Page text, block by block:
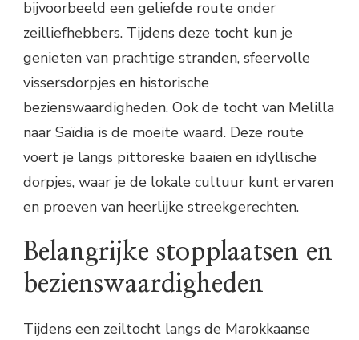
bijvoorbeeld een geliefde route onder
zeilliefhebbers. Tijdens deze tocht kun je
genieten van prachtige stranden, sfeervolle
vissersdorpjes en historische
bezienswaardigheden. Ook de tocht van Melilla
naar Saïdia is de moeite waard. Deze route
voert je langs pittoreske baaien en idyllische
dorpjes, waar je de lokale cultuur kunt ervaren
en proeven van heerlijke streekgerechten.
Belangrijke stopplaatsen en
bezienswaardigheden
Tijdens een zeiltocht langs de Marokkaanse